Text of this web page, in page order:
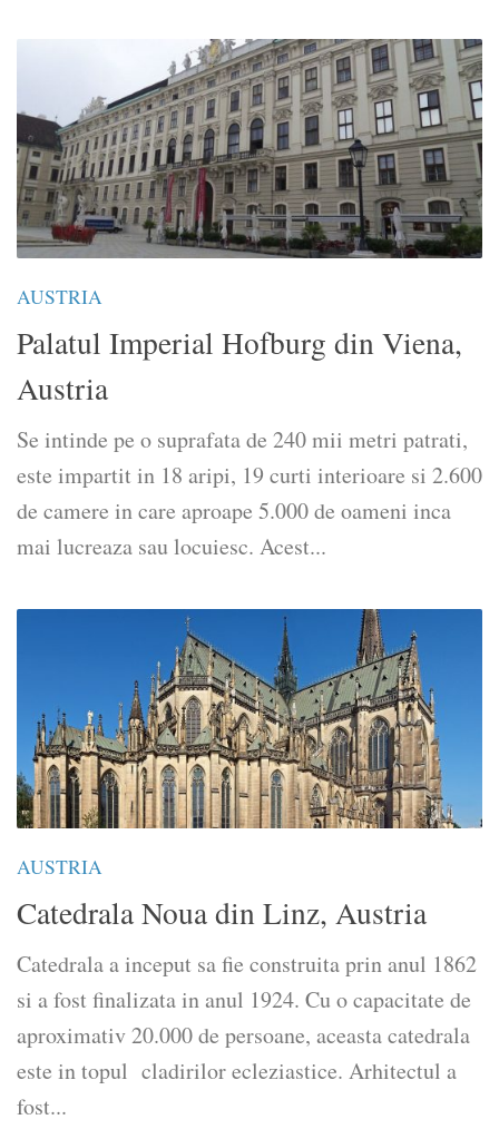
AUSTRIA
Palatul Imperial Hofburg din Viena,
Austria
Se intinde pe o suprafata de 240 mii metri patrati,
este impartit in 18 aripi, 19 curti interioare si 2.600
de camere in care aproape 5.000 de oameni inca
mai lucreaza sau locuiesc. Acest...
AUSTRIA
Catedrala Noua din Linz, Austria
Catedrala a inceput sa fie construita prin anul 1862
si a fost finalizata in anul 1924. Cu o capacitate de
aproximativ 20.000 de persoane, aceasta catedrala
este in topul cladirilor ecleziastice. Arhitectul a
fost...